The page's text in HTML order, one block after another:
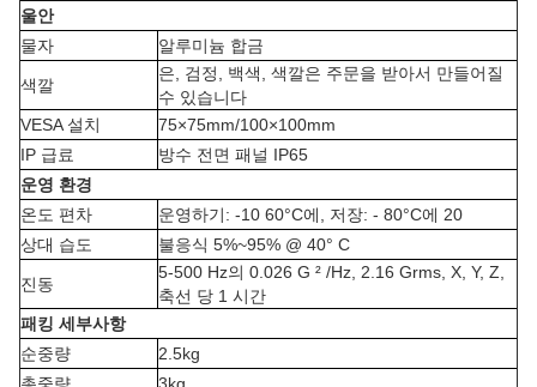
울안
물자
알루미늄 합금
색깔
은, 검정, 백색, 색깔은 주문을 받아서 만들어질
수 있습니다
VESA 설치
75×75mm/100×100mm
IP 급료
방수 전면 패널 IP65
운영 환경
온도 편차
운영하기: -10 60°C에, 저장: - 80°C에 20
상대 습도
불응식 5%~95% @ 40° C
진동
5-500 Hz의 0.026 G ² /Hz, 2.16 Grms, X, Y, Z,
축선 당 1 시간
패킹 세부사항
순중량
2.5kg